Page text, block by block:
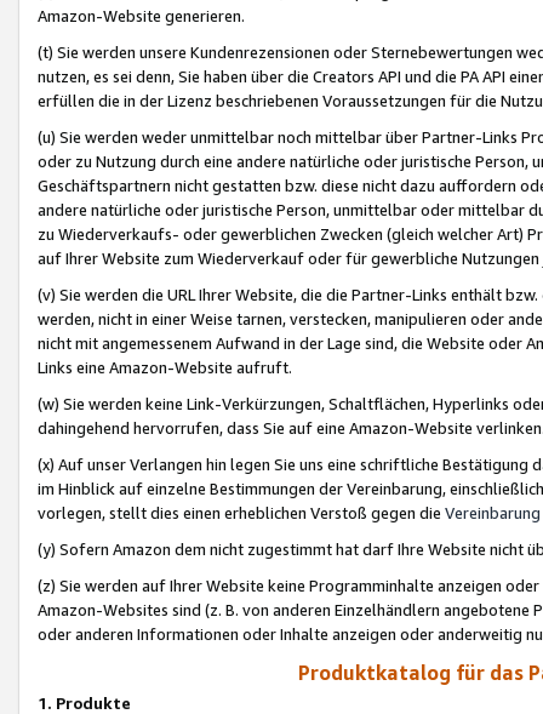
Amazon-Website generieren.
(t) Sie werden unsere Kundenrezensionen oder Sternebewertungen
nutzen, es sei denn, Sie haben über die Creators API und die PA API
erfüllen die in der Lizenz beschriebenen Voraussetzungen für die
(u) Sie werden weder unmittelbar noch mittelbar über Partner-Links
oder zu Nutzung durch eine andere natürliche oder juristische
Geschäftspartnern nicht gestatten bzw. diese nicht dazu auffordern
andere natürliche oder juristische Person, unmittelbar oder mittelbar
zu Wiederverkaufs- oder gewerblichen Zwecken (gleich welcher Art)
auf Ihrer Website zum Wiederverkauf oder für gewerbliche
(v) Sie werden die URL Ihrer Website, die die Partner-Links enthält
werden, nicht in einer Weise tarnen, verstecken, manipulieren oder
nicht mit angemessenem Aufwand in der Lage sind, die Website oder
Links eine Amazon-Website aufruft.
(w) Sie werden keine Link-Verkürzungen, Schaltflächen, Hyperlinks
dahingehend hervorrufen, dass Sie auf eine Amazon-Website
(x) Auf unser Verlangen hin legen Sie uns eine schriftliche
im Hinblick auf einzelne Bestimmungen der Vereinbarung,
vorlegen, stellt dies einen erheblichen Verstoß gegen die Vereinbarung
(y) Sofern Amazon dem nicht zugestimmt hat darf Ihre Website nicht
(z) Sie werden auf Ihrer Website keine Programminhalte anzeigen
Amazon-Websites sind (z. B. von anderen Einzelhändlern
oder anderen Informationen oder Inhalte anzeigen oder anderweitig
Produktkatalog für das
1. Produkte